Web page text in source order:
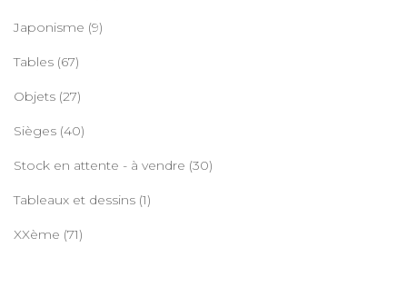
Japonisme (9)
Tables (67)
Objets (27)
Sièges (40)
Stock en attente - à vendre (30)
Tableaux et dessins (1)
XXème (71)